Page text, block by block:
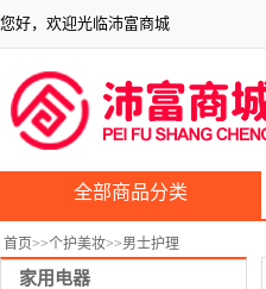
您好，欢迎光临沛富商城
全部商品分类
首页>>个护美妆>>男士护理
家用电器